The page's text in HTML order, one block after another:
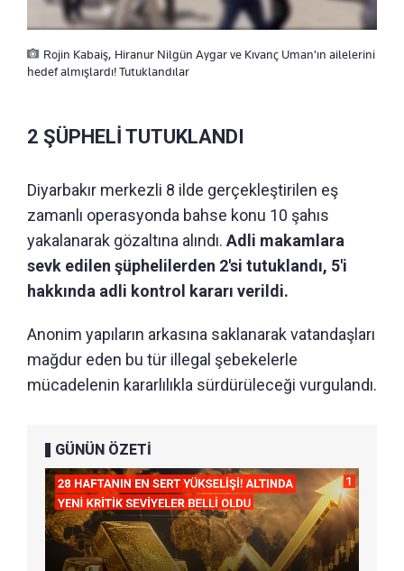
Rojin Kabaiş, Hiranur Nilgün Aygar ve Kıvanç Uman'ın ailelerini
hedef almışlardı! Tutuklandılar
2 ŞÜPHELİ TUTUKLANDI
Diyarbakır merkezli 8 ilde gerçekleştirilen eş
zamanlı operasyonda bahse konu 10 şahıs
yakalanarak gözaltına alındı. Adli makamlara
sevk edilen şüphelilerden 2'si tutuklandı, 5'i
hakkında adli kontrol kararı verildi.
Anonim yapıların arkasına saklanarak vatandaşları
mağdur eden bu tür illegal şebekelerle
mücadelenin kararlılıkla sürdürüleceği vurgulandı.
GÜNÜN ÖZETİ